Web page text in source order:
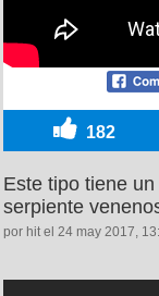
182
Este tipo tiene
serpiente
por hit el 24 may 2017,